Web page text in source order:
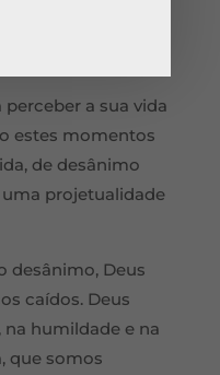
desgosta, isto que
a sua vida
estes momentos
de desânimo
projetualidade
desânimo, Deus
caídos. Deus
humildade e na
que somos